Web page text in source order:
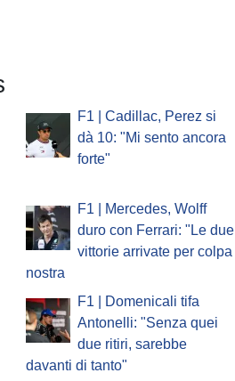
F1 | Cadillac, Perez si
dà 10: "Mi sento ancora
forte"
F1 | Mercedes, Wolff
duro con Ferrari: "Le due
vittorie arrivate per colpa
nostra
F1 | Domenicali tifa
Antonelli: "Senza quei
due ritiri, sarebbe
davanti di tanto"